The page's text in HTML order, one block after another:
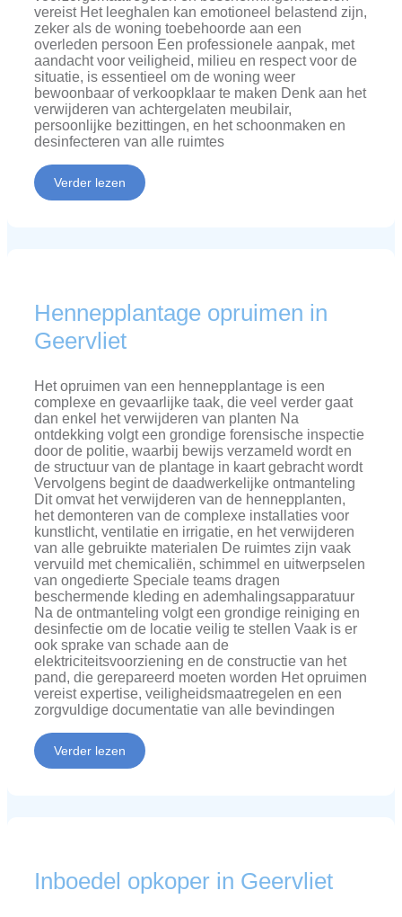
vereist Het leeghalen kan emotioneel belastend zijn,
zeker als de woning toebehoorde aan een
overleden persoon Een professionele aanpak, met
aandacht voor veiligheid, milieu en respect voor de
situatie, is essentieel om de woning weer
bewoonbaar of verkoopklaar te maken Denk aan het
verwijderen van achtergelaten meubilair,
persoonlijke bezittingen, en het schoonmaken en
desinfecteren van alle ruimtes
Verder lezen
Hennepplantage opruimen in
Geervliet
Het opruimen van een hennepplantage is een
complexe en gevaarlijke taak, die veel verder gaat
dan enkel het verwijderen van planten Na
ontdekking volgt een grondige forensische inspectie
door de politie, waarbij bewijs verzameld wordt en
de structuur van de plantage in kaart gebracht wordt
Vervolgens begint de daadwerkelijke ontmanteling
Dit omvat het verwijderen van de hennepplanten,
het demonteren van de complexe installaties voor
kunstlicht, ventilatie en irrigatie, en het verwijderen
van alle gebruikte materialen De ruimtes zijn vaak
vervuild met chemicaliën, schimmel en uitwerpselen
van ongedierte Speciale teams dragen
beschermende kleding en ademhalingsapparatuur
Na de ontmanteling volgt een grondige reiniging en
desinfectie om de locatie veilig te stellen Vaak is er
ook sprake van schade aan de
elektriciteitsvoorziening en de constructie van het
pand, die gerepareerd moeten worden Het opruimen
vereist expertise, veiligheidsmaatregelen en een
zorgvuldige documentatie van alle bevindingen
Verder lezen
Inboedel opkoper in Geervliet